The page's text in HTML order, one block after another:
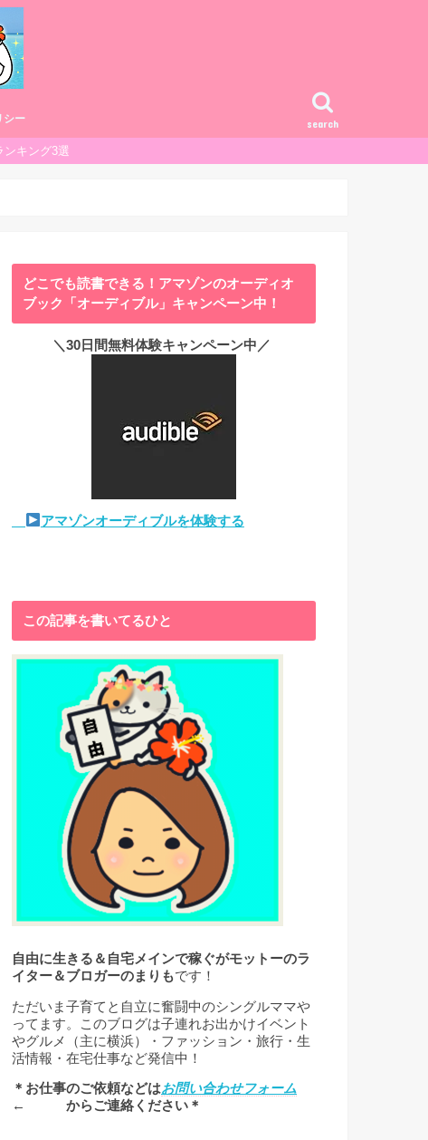
search
シー
ンキング3選
どこでも読書できる！アマゾンのオーディオ
ブック「オーディブル」キャンペーン中！
＼30日間無料体験キャンペーン中／
アマゾンオーディブルを体験する
この記事を書いてるひと
自由に生きる＆自宅メインで稼ぐがモットーのラ
イター＆ブロガーのまりもです！
ただいま子育てと自立に奮闘中のシングルママや
ってます。このブログは子連れお出かけイベント
やグルメ（主に横浜）・ファッション・旅行・生
活情報・在宅仕事など発信中！
＊お仕事のご依頼などはお問い合わせフォーム
← からご連絡ください＊